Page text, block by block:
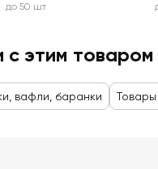
до 50 шт
с этим товаром
вафли, баранки